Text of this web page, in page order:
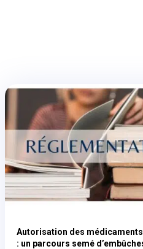
Autorisation des médicaments
: un parcours semé